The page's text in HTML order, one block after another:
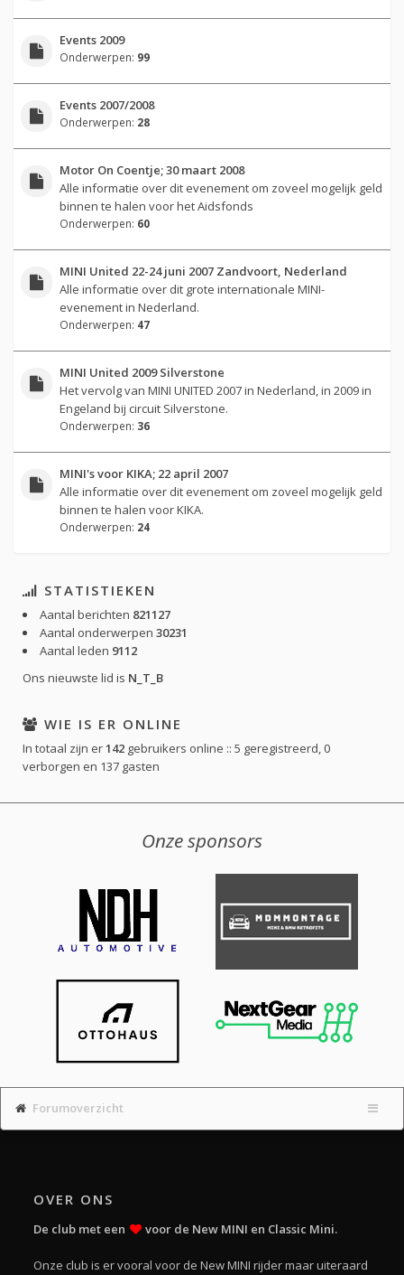
Events 2009
Onderwerpen: 99
Events 2007/2008
Onderwerpen: 28
Motor On Coentje; 30 maart 2008
Alle informatie over dit evenement om zoveel mogelijk geld
binnen te halen voor het Aidsfonds
Onderwerpen: 60
MINI United 22-24 juni 2007 Zandvoort, Nederland
Alle informatie over dit grote internationale MINI-
evenement in Nederland.
Onderwerpen: 47
MINI United 2009 Silverstone
Het vervolg van MINI UNITED 2007 in Nederland, in 2009 in
Engeland bij circuit Silverstone.
Onderwerpen: 36
MINI's voor KIKA; 22 april 2007
Alle informatie over dit evenement om zoveel mogelijk geld
binnen te halen voor KIKA.
Onderwerpen: 24
STATISTIEKEN
Aantal berichten 821127
Aantal onderwerpen 30231
Aantal leden 9112
Ons nieuwste lid is N_T_B
WIE IS ER ONLINE
In totaal zijn er142 gebruikers online :: 5 geregistreerd, 0
verborgen en 137 gasten
Onze sponsors
Forumoverzicht
OVER ONS
De club met een voor de New MINI en Classic Mini.
Onze club is er vooral voor de New MINI rijder maar uiteraard